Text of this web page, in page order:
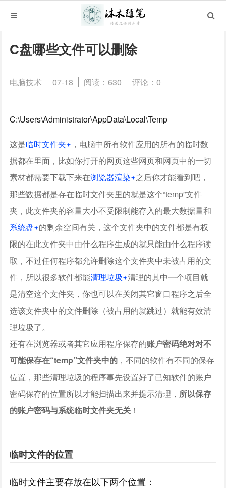
C盘哪些文件可以删除
电脑技术 07-18 阅读：630 评论：0
C:\Users\Administrator\AppData\Local\Temp
这是临时文件夹
，电脑中所有软件应用的所有的临时数
据都在里面，比如你打开的网页这些网页和网页中的一切
素材都需要下载下来在浏览器渲染 之后你才能看到吧，
那些数据都是存在临时文件夹里的就是这个“temp”文件
夹，此文件夹的容量大小不受限制能存入的最大数据量和
系统盘 的剩余空间有关，这个文件夹中的文件都是有权
限的在此文件夹中由什么程序生成的就只能由什么程序读
取，不过任何程序都允许删除这个文件夹中未被占用的文
件，所以很多软件都能清理垃圾 清理的其中一个项目就
是清空这个文件夹，你也可以在关闭其它窗口程序之后全
选该文件夹中的文件删除（被占用的就跳过）就能有效清
理垃圾了。
还有在浏览器或者其它应用程序保存的账户密码绝对对不
可能保存在“temp”文件夹中的 ，不同的软件有不同的保存
位置，那些清理垃圾的程序事先设置好了已知软件的账户
密码保存的位置所以才能扫描出来并提示清理， 所以保存
的账户密码与系统临时文件夹无关 ！
临时文件的位置
临时文件主要存放在以下两个位置：